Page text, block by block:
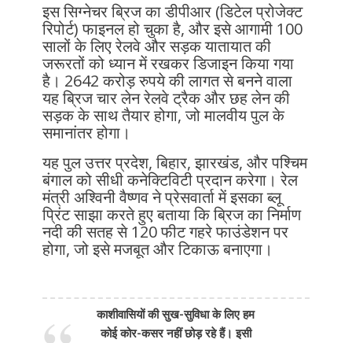
इस सिग्नेचर ब्रिज का डीपीआर (डिटेल प्रोजेक्ट
रिपोर्ट) फाइनल हो चुका है, और इसे आगामी 100
सालों के लिए रेलवे और सड़क यातायात की
जरूरतों को ध्यान में रखकर डिजाइन किया गया
है। 2642 करोड़ रुपये की लागत से बनने वाला
यह ब्रिज चार लेन रेलवे ट्रैक और छह लेन की
सड़क के साथ तैयार होगा, जो मालवीय पुल के
समानांतर होगा।
यह पुल उत्तर प्रदेश, बिहार, झारखंड, और पश्चिम
बंगाल को सीधी कनेक्टिविटी प्रदान करेगा। रेल
मंत्री अश्विनी वैष्णव ने प्रेसवार्ता में इसका ब्लू
प्रिंट साझा करते हुए बताया कि ब्रिज का निर्माण
नदी की सतह से 120 फीट गहरे फाउंडेशन पर
होगा, जो इसे मजबूत और टिकाऊ बनाएगा।
काशीवासियों की सुख-सुविधा के लिए हम
कोई कोर-कसर नहीं छोड़ रहे हैं। इसी